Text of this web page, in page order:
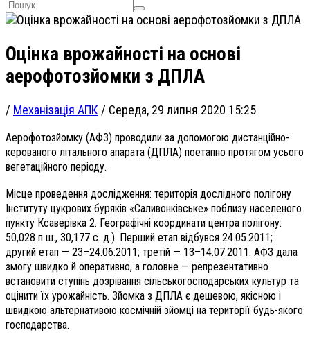
Оцінка врожайності на основі
аерофотозйомки з ДПЛА
/ Механізація АПК / Середа, 29 липня 2020 15:25
Аерофотозйомку (АФЗ) проводили за допомогою дистанційно-
керованого літального апарата (ДПЛА) поетапно протягом усього
вегетаційного періоду.
Місце проведення дослідження: територія дослідного полігону
Інституту цукрових буряків «Саливонківське» поблизу населеного
пункту Ксаверівка 2. Географічні координати центра полігону:
50,028 п ш., 30,177 с. д.). Перший етап відбувся 24.05.2011;
другий етап — 23–24.06.2011; третій — 13–14.07.2011. АФЗ дала
змогу швидко й оперативно, а головне — репрезентативно
встановити ступінь дозрівання сільськогосподарських культур та
оцінити їх урожайність. Зйомка з ДПЛА є дешевою, якісною і
швидкою альтернативою космічній зйомці на території будь-якого
господарства.